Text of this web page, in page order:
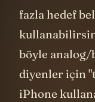
fazla hedef
böyle analog/
diyenler için
iPhone